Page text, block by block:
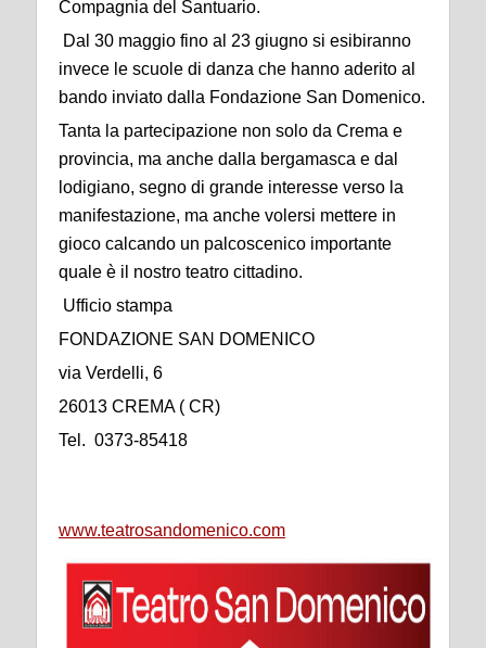
Compagnia del Santuario.
Dal 30 maggio fino al 23 giugno si esibiranno
invece le scuole di danza che hanno aderito al
bando inviato dalla Fondazione San Domenico.
Tanta la partecipazione non solo da Crema e
provincia, ma anche dalla bergamasca e dal
lodigiano, segno di grande interesse verso la
manifestazione, ma anche volersi mettere in
gioco calcando un palcoscenico importante
quale è il nostro teatro cittadino.
Ufficio stampa
FONDAZIONE SAN DOMENICO
via Verdelli, 6
26013 CREMA ( CR)
Tel. 0373-85418
www.teatrosandomenico.com